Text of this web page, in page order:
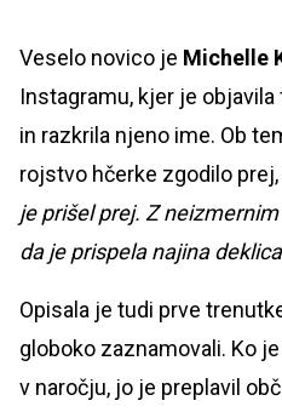
Veselo novico je Michelle
Instagramu, kjer je
in razkrila njeno ime. Ob
rojstvo hčerke zgodilo
je prišel prej. Z
da je prispela najina
Opisala je tudi prve
globoko zaznamovali. Ko
v naročju, jo je preplavil